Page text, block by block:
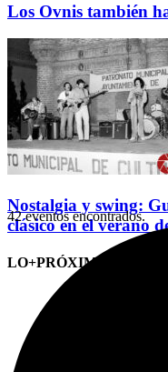
Los Ovnis también
Nostalgia y swing:
clásico en el verano
LO+PRÓXIMO (CITAS)
42 eventos encontrados.